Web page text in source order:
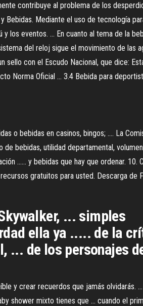
contribuye al problema de los
Mediante el uso de tecnología
los eventos. ... En cuanto al tema de la
del reloj sigue el movimiento de las
sello con el Escudo Nacional, que dice:
Norma Oficial ... 3.4 Bebida para
o bebidas en casinos, bingos; .... La
bebidas, utilidad departamental,
...... y bebidas que hay que ordenar. 10.
gratuitos para usted. Descarga de
... simples
ella ya ..... de la
... de los personajes
y crear recuerdos que jamás olvidarás.
shower mixto tienes que ... cuando el